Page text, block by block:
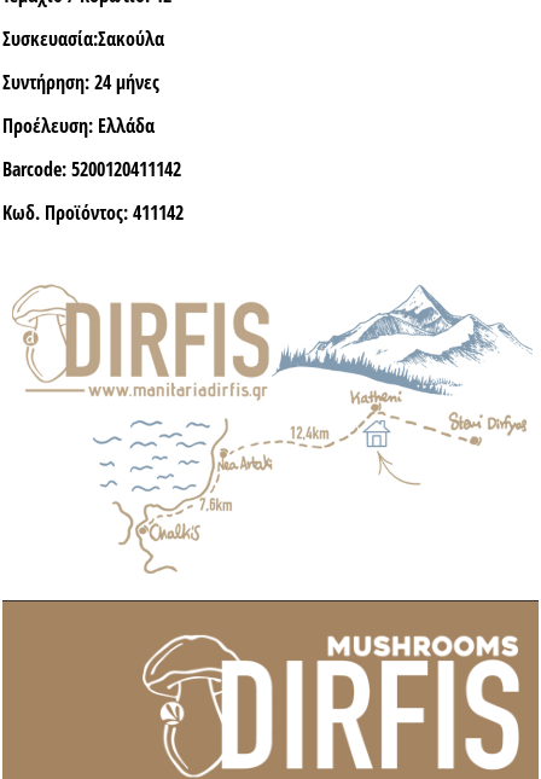
Συσκευασία:Σακούλα
Συντήρηση:24 μήνες
Προέλευση: Ελλάδα
Barcode:5200120411142
Κωδ. Προϊόντος:411142